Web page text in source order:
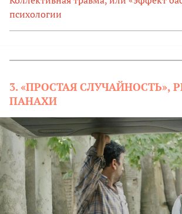
психологии
3. «ПРОСТАЯ СЛУЧАЙНОСТЬ»,
ПАНАХИ